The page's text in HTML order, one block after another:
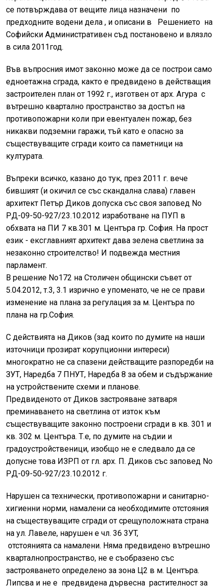
се потвърждава от вещите лица назначени по
предходните водени дела , и описани в Решението на
Софийски Административен съд постановено и влязло
в сила 2011год.
Във въпросния имот законно може да се построи само
едноетажна сграда, както е предвидено в действащия
застроителен план от 1992 г., изготвен от арх. Агура с
вътрешно квартално пространство за достъп на
противопожарни коли при евентуален пожар, без
никакви подземни гаражи, тъй като е опасно за
съществуващите сгради които са паметници на
културата.
Въпреки всичко, казано до тук, през 2011 г. вече
бившият (и окичил се със скандална слава) главен
архитект Петър Диков допуcка cъс своя заповед No
PД-09-50-927/23.10.2012 изработване на ПУП в
обхвата на ПИ 7 кв.301 м. Центъра гp. Coфия. На прост
език - ексглавният архитект дава зелена светлина за
незаконно строителство! И подвежда местния
парламент.
В решение No172 на Столичен общински съвет от
5.04.2012, т.3, 3.1 изрично е упоменато, че не се прави
изменение на плана за регулация за м. Центъра по
плана на гр.София.
С действията на Диков (зад които по думите на наши
източници прозират корупционни интереси)
многократно не са спазени действащите разпоредби на
ЗУТ, Наредба 7 ПНУТ, Наредба 8 за обем и съдържание
на устройствените схеми и планове.
Предвиденото от Диков застрояване затваря
преминаването на светлина от изток към
съществуващите законно построени сгради в кв. 301 и
кв. 302 м. Центъра. Т.е, по думите на съдии и
градоустройственици, изобщо не е следвало да се
допусне това ИЗРП от гл. арх. П. Диков със заповед No
PД-09-50-927/23.10.2012 г.
Нарушен са технически, противопожарни и санитарно-
хигиенни норми, намалени са необходимите отстояния
на съществуващите сгради от срещуположната страна
на ул. Лавеле, нарушен е чл. 36 3УT,
отстоянията са намалени. Няма предвидено вътрешно
кварталнопространство, не е съобразено със
застрояването onpeделено за зона Ц2 в м. Центъра.
Липсва и не е предвидена дървесна растителност за